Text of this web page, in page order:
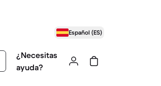
Español (ES)
¿Necesitas
ayuda?